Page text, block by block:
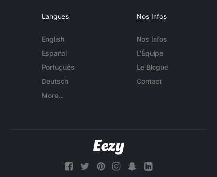
Langues
English
Español
Português
Deutsch
More...
Nos Infos
Nos Infos
L'Équipe
Le Blogue
Contact